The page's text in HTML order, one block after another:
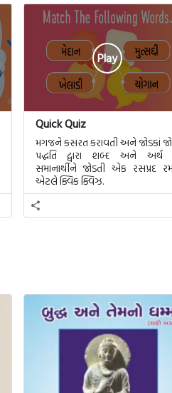
Play
Quick Quiz
મગજને કસરત કરાવતી અને જોડકાં
પદ્ધતિ દ્વારા શબ્દ અને અર્થ
સમાનાર્થીને જોડતી એક રસપ્રદ
એટલે ક્વિક ક્વિઝ.